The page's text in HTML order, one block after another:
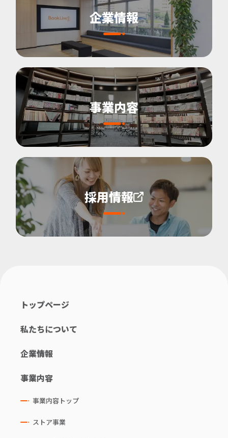
企業情報
事業内容
採用情報
トップページ
私たちについて
企業情報
事業内容
事業内容トップ
ストア事業